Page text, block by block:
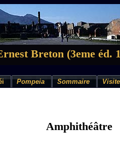
Breton (3eme éd.
Pompeia Sommaire Visite
Amphithéâtre